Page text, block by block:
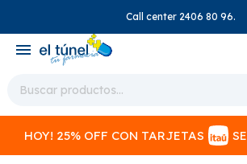
Call center 2406 80 96.
menu
HOY! 25% OFF CON TARJETAS
close